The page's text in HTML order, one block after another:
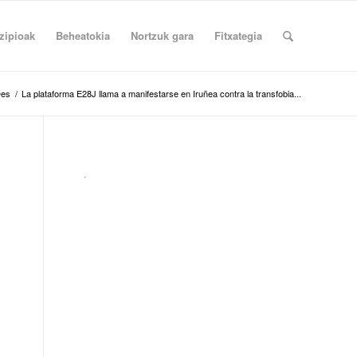
Beheatokia Nortzuk gara Fitxategia
/ La plataforma E28J llama a manifestarse en Iruñea contra la transfobia...
.